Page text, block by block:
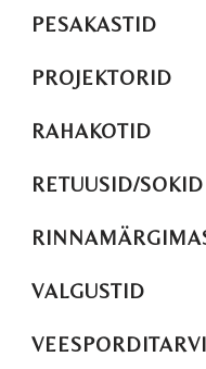
PESAKASTID
PROJEKTORID
RAHAKOTID
RETUUSID/SOKID
VALGUSTID